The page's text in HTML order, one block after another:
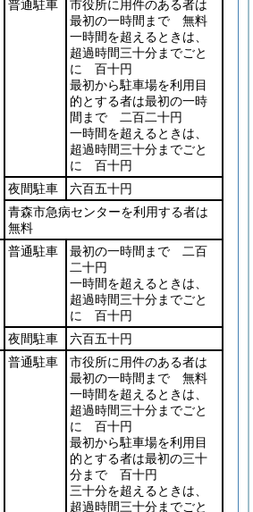
普通駐車
市役所に用件のある者は
最初の一時間まで 無料
一時間を超えるときは、
超過時間三十分までごと
に 百十円
最初から駐車場を利用目
的とする者は最初の一時
間まで 二百二十円
一時間を超えるときは、
超過時間三十分までごと
に 百十円
夜間駐車
六百五十円
青森市急病センターを利用する者は
無料
普通駐車
最初の一時間まで 二百
二十円
一時間を超えるときは、
超過時間三十分までごと
に 百十円
夜間駐車
六百五十円
普通駐車
市役所に用件のある者は
最初の一時間まで 無料
一時間を超えるときは、
超過時間三十分までごと
に 百十円
最初から駐車場を利用目
的とする者は最初の三十
分まで 百十円
三十分を超えるときは、
超過時間三十分までごと